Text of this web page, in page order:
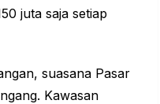
juta saja setiap
suasana Pasar
Kawasan